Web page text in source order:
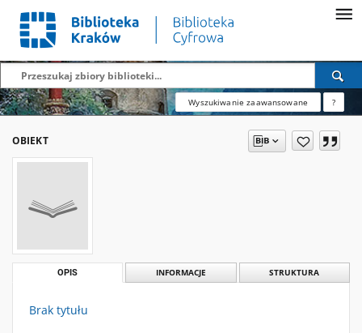
Wyszukiwanie zaawansowane ?
OBIEKT
OPIS INFORMACJE STRUKTURA
Brak tytułu